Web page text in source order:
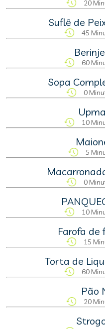
20
Suflê de
45
60
Sopa
0
10
5
0
10
Farofa de
15
Torta de
60
Pão
20